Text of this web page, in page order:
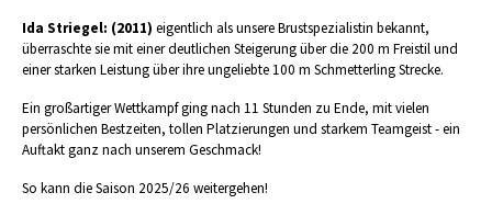
Ida Striegel: (2011) eigentlich als unsere Brustspezialistin bekannt,
überraschte sie mit einer deutlichen Steigerung über die 200 m Freistil und
einer starken Leistung über ihre ungeliebte 100 m Schmetterling Strecke.
Ein großartiger Wettkampf ging nach 11 Stunden zu Ende, mit vielen
persönlichen Bestzeiten, tollen Platzierungen und starkem Teamgeist - ein
Auftakt ganz nach unserem Geschmack!
So kann die Saison 2025/26 weitergehen!